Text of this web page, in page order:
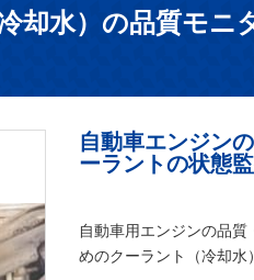
却水）の品質モニ
自動車エンジン
ーラントの状態
自動車用エンジンの品
めのクーラント（冷却水